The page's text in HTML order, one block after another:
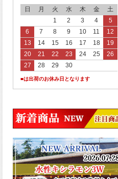
日 月 火 水 木 金
土
1
2 3 4
5
6
7 8 9 10 11
12
13
14 15 16 17 18
19
20
21 22 23 24 25
26
27
28 29 30
■は出荷のお休み日となります